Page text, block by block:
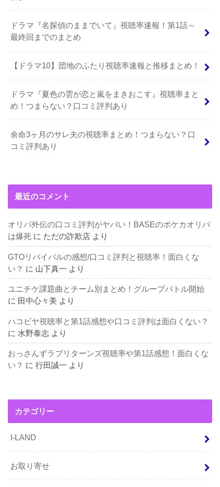
ドラマ『名探偵のままでいて』視聴率速報！第1話～
最終回までのまとめ
【ドラマ10】団地のふたり視聴率速報と推移まとめ！
ドラマ『夏色の雲が恋と嵐をまきおこす』視聴率まと
め！つまらない？口コミ評判あり
余命3ヶ月のサレ夫の視聴率まとめ！つまらない？口
コミ評判あり
最近のコメント
オリパ外伝の口コミ評判がヤバい！BASEのポケカオリパ
は爆死 に ただの詐欺店 より
GTOリバイバルの感想/口コミ評判と視聴率！面白くな
い？ に 山下真一 より
ユニチケ課題曲とチーム別まとめ！グループバトル開始
に 田中心々美 より
ハコビヤ視聴率と第1話感想や口コミ評判は面白くない？
に 水野泰志 より
おっさんずラブリターンズ視聴率や第1話感想！面白くな
い？ に行田誠一 より
カテゴリー
I-LAND
お取り寄せ